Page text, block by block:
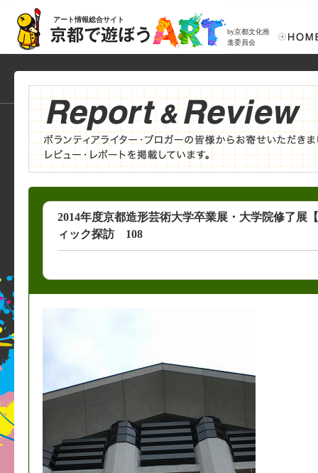
アート情報総合サイト
by京都文化推
進委員会
2014年度京都造形芸術大学卒業展・大学院修了展
ィック探訪 108